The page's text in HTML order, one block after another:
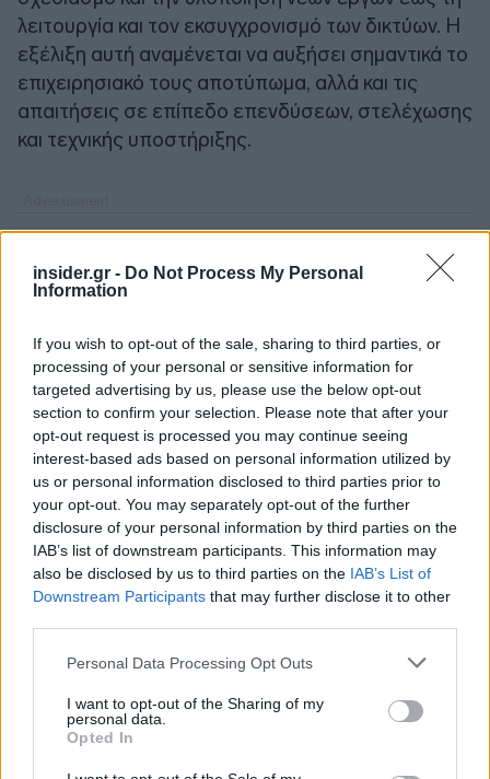
insider.gr - Do Not Process My Personal
Information
If you wish to opt-out of the sale, sharing to third parties, or
processing of your personal or sensitive information for
targeted advertising by us, please use the below opt-out
section to confirm your selection. Please note that after your
opt-out request is processed you may continue seeing
interest-based ads based on personal information utilized by
us or personal information disclosed to third parties prior to
your opt-out. You may separately opt-out of the further
disclosure of your personal information by third parties on the
IAB’s list of downstream participants. This information may
also be disclosed by us to third parties on the IAB’s List of
Downstream Participants that may further disclose it to other
Please note that this website/app uses one or more Google
not limited to your visit or usage behaviour. You may click to
grant or deny consent to Google and its third-party tags to
use your data for below specified purposes in below Google
consent section.
Personal Data Processing Opt Outs
I want to opt-out of the Sharing of my
personal data.
Opted In
λειτουργία και τον εκσυγχρονισμό των δικτύων. Η
εξέλιξη αυτή αναμένεται να αυξήσει σημαντικά το
επιχειρησιακό τους αποτύπωμα, αλλά και τις
απαιτήσεις σε επίπεδο επενδύσεων, στελέχωσης
και τεχνικής υποστήριξης.